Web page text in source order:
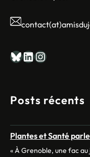
Bluesky LinkedIn Instagram
Posts récents
Plantes et Santé
« À Grenoble, une fac